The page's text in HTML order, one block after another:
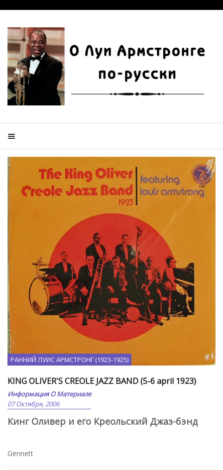
РАННИЙ ЛУИС АРМСТРОНГ (1923-1925)
KING OLIVER'S CREOLE JAZZ BAND (5-6 april 1923)
Информация О Материале
07 Октября, 2006
Кинг Оливер и его Креольский Джаз-бэнд
Gennett